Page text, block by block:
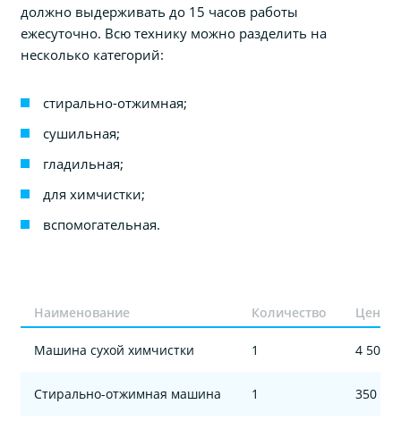
должно выдерживать до 15 часов работы
ежесуточно. Всю технику можно разделить на
несколько категорий:
стирально-отжимная;
сушильная;
гладильная;
для химчистки;
вспомогательная.
Наименование Количество Цена
Машина сухой химчистки 1 4 500
Стирально-отжимная машина 1 350